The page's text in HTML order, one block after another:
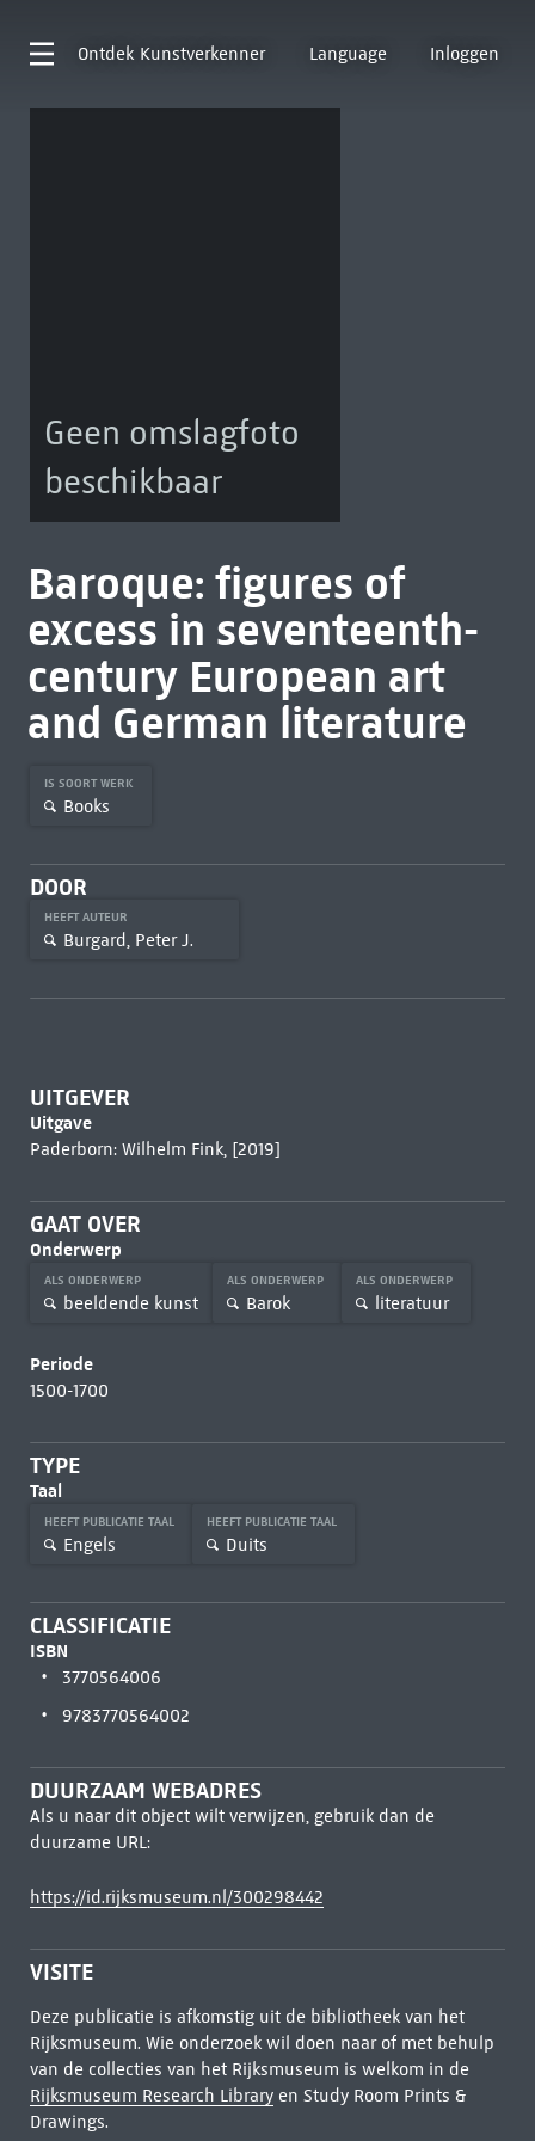
Ontdek Kunstverkenner Language Inloggen
Geen omslagfoto
beschikbaar
Baroque: figures of
excess in seventeenth-
century European art
and German literature
IS SOORT WERK
Books
DOOR
HEEFT AUTEUR
Burgard, Peter J.
UITGEVER
Uitgave
Paderborn: Wilhelm Fink, [2019]
GAAT OVER
Onderwerp
ALS ONDERWERP
beeldende kunst
ALS ONDERWERP
Barok
ALS ONDERWERP
literatuur
Periode
1500-1700
TYPE
Taal
HEEFT PUBLICATIE TAAL
Engels
HEEFT PUBLICATIE TAAL
Duits
CLASSIFICATIE
ISBN
3770564006
9783770564002
DUURZAAM WEBADRES
Als u naar dit object wilt verwijzen, gebruik dan de
duurzame URL:
https://id.rijksmuseum.nl/300298442
VISITE
Deze publicatie is afkomstig uit de bibliotheek van het
Rijksmuseum. Wie onderzoek wil doen naar of met behulp
van de collecties van het Rijksmuseum is welkom in de
Rijksmuseum Research Libraryen Study Room Prints &
Drawings.